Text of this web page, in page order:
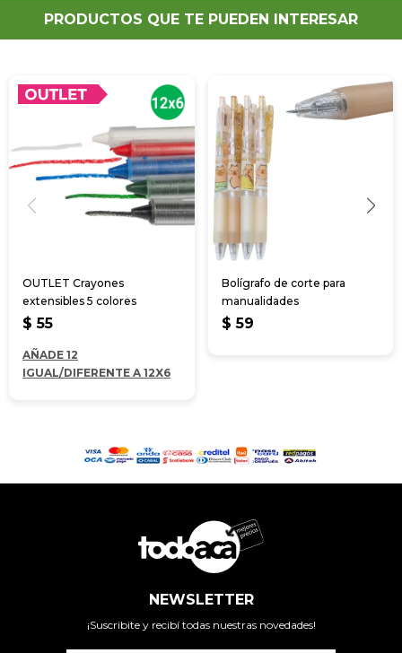
PRODUCTOS QUE TE PUEDEN INTERESAR
OUTLET Crayones
extensibles 5 colores
$ 55
AÑADE 12
IGUAL/DIFERENTE A 12X6
Bolígrafo de corte para
manualidades
$ 59
NEWSLETTER
¡Suscribite y recibí todas nuestras novedades!